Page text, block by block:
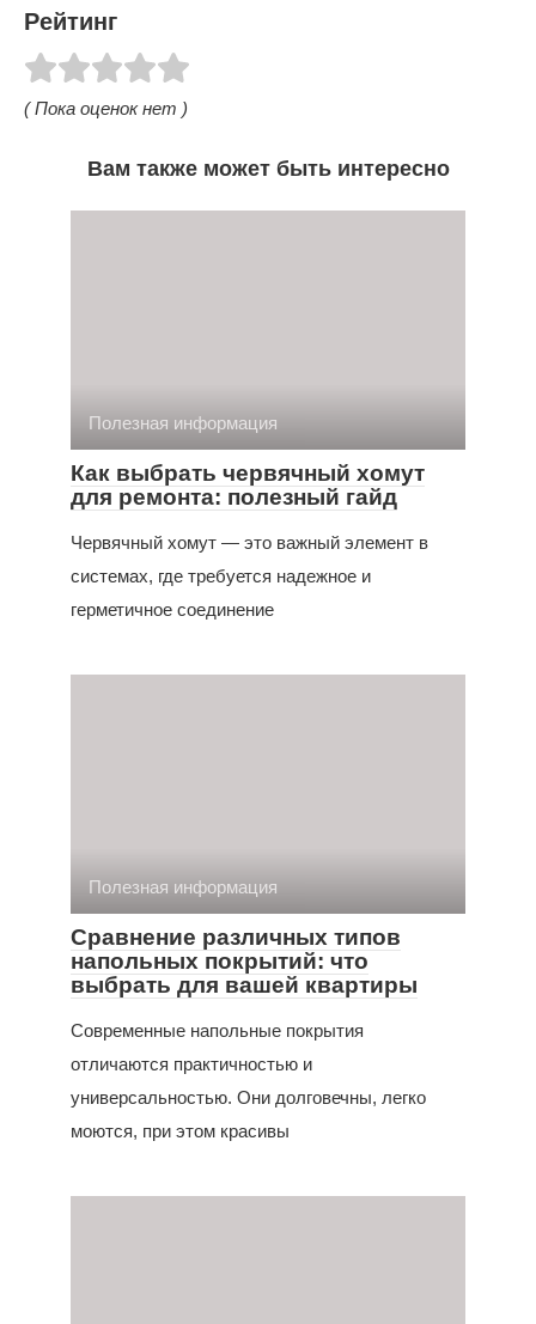
Рейтинг
( Пока оценок нет )
Вам также может быть интересно
Полезная информация
Как выбрать червячный хомут
для ремонта: полезный гайд
Червячный хомут — это важный элемент в
системах, где требуется надежное и
герметичное соединение
Полезная информация
Сравнение различных типов
напольных покрытий: что
выбрать для вашей квартиры
Современные напольные покрытия
отличаются практичностью и
универсальностью. Они долговечны, легко
моются, при этом красивы